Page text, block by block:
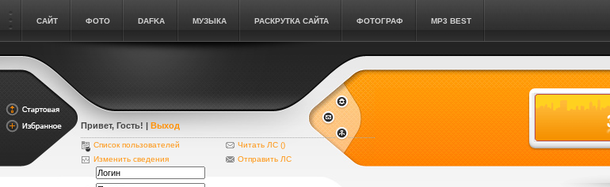
САЙТ ФОТО DAFKA МУЗЫКА РАСКРУТКА САЙТА ФОТОГРАФ MP3 BEST
Привет, Гость! | Выход
Список пользователей
Изменить сведения
Читать ЛС ()
Отправить ЛС